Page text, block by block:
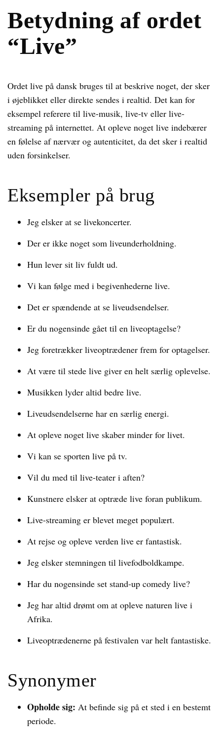
Betydning af ordet
“Live”
Ordet live på dansk bruges til at beskrive noget, der sker
i øjeblikket eller direkte sendes i realtid. Det kan for
eksempel referere til live-musik, live-tv eller live-
streaming på internettet. At opleve noget live indebærer
en følelse af nærvær og autenticitet, da det sker i realtid
uden forsinkelser.
Eksempler på brug
Jeg elsker at se livekoncerter.
Der er ikke noget som liveunderholdning.
Hun lever sit liv fuldt ud.
Vi kan følge med i begivenhederne live.
Det er spændende at se liveudsendelser.
Er du nogensinde gået til en liveoptagelse?
Jeg foretrækker liveoptrædener frem for optagelser.
At være til stede live giver en helt særlig oplevelse.
Musikken lyder altid bedre live.
Liveudsendelserne har en særlig energi.
At opleve noget live skaber minder for livet.
Vi kan se sporten live på tv.
Vil du med til live-teater i aften?
Kunstnere elsker at optræde live foran publikum.
Live-streaming er blevet meget populært.
At rejse og opleve verden live er fantastisk.
Jeg elsker stemningen til livefodboldkampe.
Har du nogensinde set stand-up comedy live?
Jeg har altid drømt om at opleve naturen live i
Afrika.
Liveoptrædenerne på festivalen var helt fantastiske.
Synonymer
Opholde sig: At befinde sig på et sted i en bestemt
periode.